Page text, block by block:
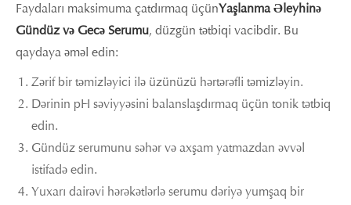
Faydaları maksimuma çatdırmaq üçünYaşlanma Əleyhinə
Gündüz və Gecə Serumu, düzgün tətbiqi vacibdir. Bu
qaydaya əməl edin:
Zərif bir təmizləyici ilə üzünüzü hərtərəfli təmizləyin.
Dərinin pH səviyyəsini balanslaşdırmaq üçün tonik tətbiq
edin.
Gündüz serumunu səhər və axşam yatmazdan əvvəl
istifadə edin.
Yuxarı dairəvi hərəkətlərlə serumu dəriyə yumşaq bir